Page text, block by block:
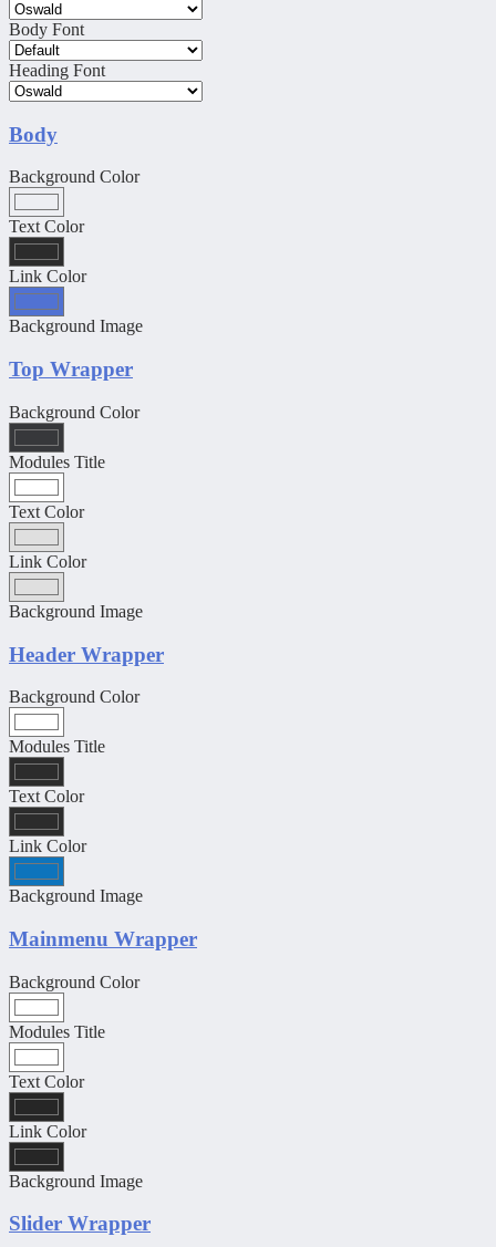
Body Font
Heading Font
Body
Background Color
Text Color
Link Color
Background Image
Top Wrapper
Background Color
Modules Title
Text Color
Link Color
Background Image
Header Wrapper
Background Color
Modules Title
Text Color
Link Color
Background Image
Mainmenu Wrapper
Background Color
Modules Title
Text Color
Link Color
Background Image
Slider Wrapper